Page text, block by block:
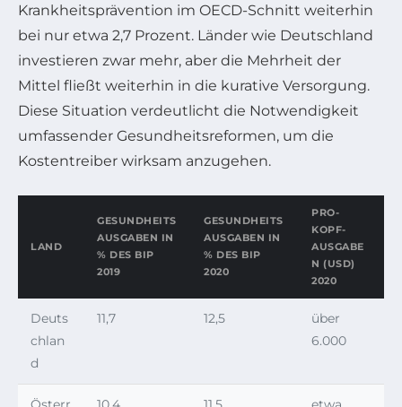
Krankheitsprävention im OECD-Schnitt weiterhin
bei nur etwa 2,7 Prozent. Länder wie Deutschland
investieren zwar mehr, aber die Mehrheit der
Mittel fließt weiterhin in die kurative Versorgung.
Diese Situation verdeutlicht die Notwendigkeit
umfassender Gesundheitsreformen, um die
Kostentreiber wirksam anzugehen.
LAND
GESUNDHEITS
AUSGABEN IN
% DES BIP
2019
GESUNDHEITS
AUSGABEN IN
% DES BIP
2020
PRO-
KOPF-
AUSGABE
N (USD)
2020
Deuts
chlan
d
11,7 12,5
über
6.000